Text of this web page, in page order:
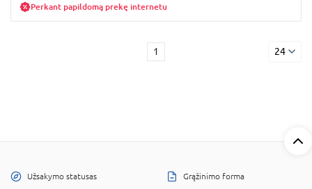
Perkant papildomą prekę internetu
1 24
Užsakymo statusas Grąžinimo forma